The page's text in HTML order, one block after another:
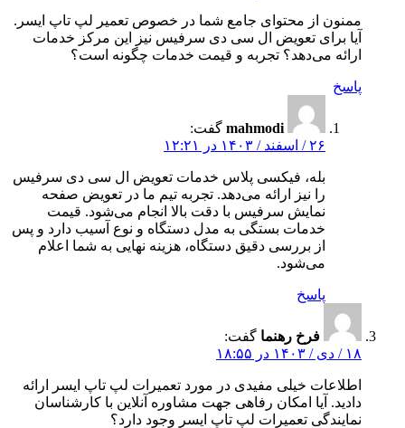
ممنون از محتوای جامع شما در خصوص تعمیر لپ تاپ ایسر.
آیا برای تعویض ال سی دی سرفیس نیز این مرکز خدمات
ارائه می‌دهد؟ تجربه‌ و قیمت خدمات چگونه است؟
پاسخ
mahmodi گفت:
۲۶ / اسفند / ۱۴۰۳ در ۱۲:۲۱
بله، فیکسی پلاس خدمات تعویض ال‌ سی‌ دی سرفیس
را نیز ارائه می‌دهد. تجربه تیم ما در تعویض صفحه
نمایش سرفیس با دقت بالا انجام می‌شود. قیمت
خدمات بستگی به مدل دستگاه و نوع آسیب دارد و پس
از بررسی دقیق دستگاه، هزینه نهایی به شما اعلام
می‌شود.
پاسخ
فرخ رهنما گفت:
۱۸ / دی / ۱۴۰۳ در ۱۸:۵۵
اطلاعات خیلی مفیدی در مورد تعمیرات لپ تاپ ایسر ارائه
دادید. آیا امکان رفاهی جهت مشاوره آنلاین با کارشناسان
نمایندگی تعمیرات لپ تاپ ایسر وجود دارد؟